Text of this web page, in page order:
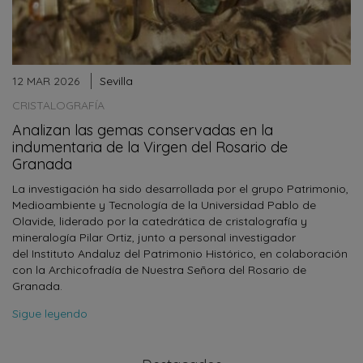
12 MAR 2026
Sevilla
CRISTALOGRAFÍA
Analizan las gemas conservadas en la
indumentaria de la Virgen del Rosario de
Granada
La investigación ha sido desarrollada por el grupo Patrimonio,
Medioambiente y Tecnología de la Universidad Pablo de
Olavide, liderado por la catedrática de cristalografía y
mineralogía Pilar Ortiz, junto a personal investigador
del Instituto Andaluz del Patrimonio Histórico, en colaboración
con la Archicofradía de Nuestra Señora del Rosario de
Granada.
Sigue leyendo